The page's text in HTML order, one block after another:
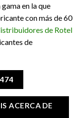
en la que
con más de 60
de Rotel
de
ACERCA DE